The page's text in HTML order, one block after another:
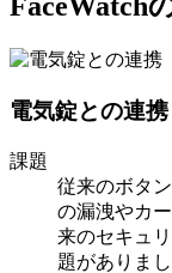
電気錠との連携
課題
従来のボタ
の漏洩やカ
来のセキュ
題がありまし